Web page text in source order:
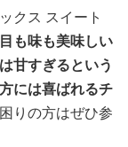
クス スイート
も味も美味しい
甘すぎるという
には喜ばれるチ
りの方はぜひ参